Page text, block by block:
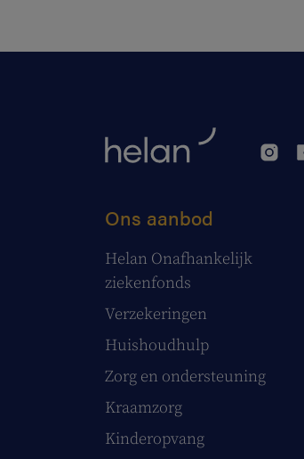
Ons aanbod
Helan Onafhankelijk
ziekenfonds
Verzekeringen
Huishoudhulp
Zorg en ondersteuning
Kraamzorg
Kinderopvang